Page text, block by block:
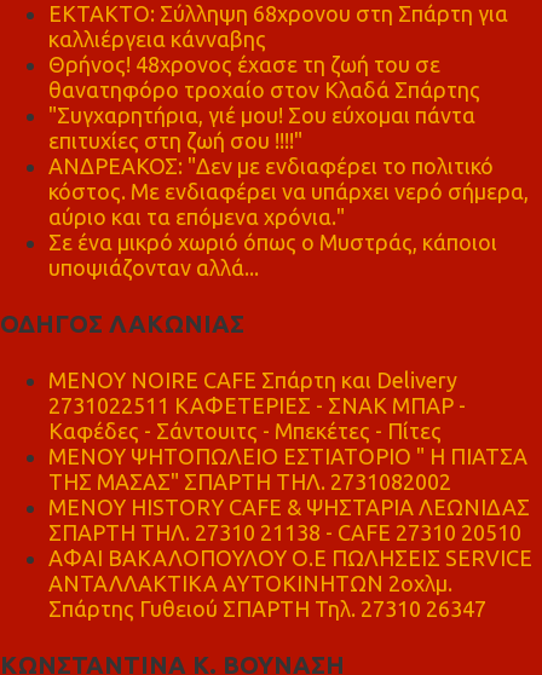
ΕΚΤΑΚΤΟ: Σύλληψη 68χρονου στη Σπάρτη για
καλλιέργεια κάνναβης
Θρήνος! 48χρονος έχασε τη ζωή του σε
θανατηφόρο τροχαίο στον Κλαδά Σπάρτης
"Συγχαρητήρια, γιέ μου! Σου εύχομαι πάντα
επιτυχίες στη ζωή σου !!!!"
ΑΝΔΡΕΑΚΟΣ: "Δεν με ενδιαφέρει το πολιτικό
κόστος. Με ενδιαφέρει να υπάρχει νερό σήμερα,
αύριο και τα επόμενα χρόνια."
Σε ένα μικρό χωριό όπως ο Μυστράς, κάποιοι
υποψιάζονταν αλλά...
ΟΔΗΓΟΣ ΛΑΚΩΝΙΑΣ
MENOY NOIRE CAFE Σπάρτη και Delivery
2731022511 ΚΑΦΕΤΕΡΙΕΣ - ΣΝΑΚ ΜΠΑΡ -
Καφέδες - Σάντουιτς - Μπεκέτες - Πίτες
ΜΕΝΟΥ ΨΗΤΟΠΩΛΕΙΟ ΕΣΤΙΑΤΟΡΙΟ " Η ΠΙΑΤΣΑ
ΤΗΣ ΜΑΣΑΣ" ΣΠΑΡΤΗ ΤΗΛ. 2731082002
ΜΕΝΟΥ HISTORY CAFE & ΨΗΣΤΑΡΙΑ ΛΕΩΝΙΔΑΣ
ΣΠΑΡΤΗ ΤΗΛ. 27310 21138 - CAFE 27310 20510
ΑΦΑΙ ΒΑΚΑΛΟΠΟΥΛΟΥ Ο.Ε ΠΩΛΗΣΕΙΣ SERVICE
ΑΝΤΑΛΛΑΚΤΙΚΑ ΑΥΤΟΚΙΝΗΤΩΝ 2οχλμ.
Σπάρτης Γυθειού ΣΠΑΡΤΗ Τηλ. 27310 26347
ΚΩΝΣΤΑΝΤΙΝΑ Κ. ΒΟΥΝΑΣΗ